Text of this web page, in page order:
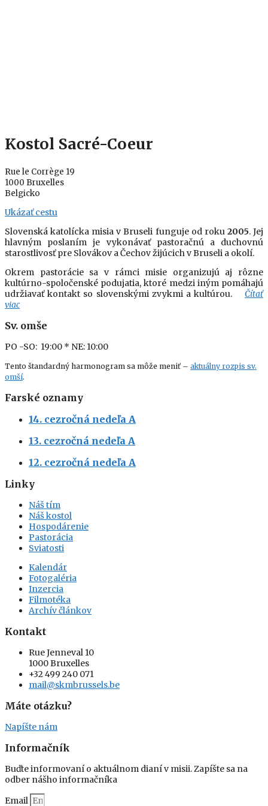
Kostol Sacré-Coeur
Rue le Corrège 19
1000 Bruxelles
Belgicko
Ukázať cestu
Slovenská katolícka misia v Bruseli funguje od roku 2005. Jej
hlavným poslaním je vykonávať pastoračnú a duchovnú
starostlivosť pre Slovákov a Čechov žijúcich v Bruseli a okolí.
Okrem pastorácie sa v rámci misie organizujú aj rôzne
kultúrno-spoločenské podujatia, ktoré medzi iným pomáhajú
udržiavať kontakt so slovenskými zvykmi a kultúrou. Čítať
viac
Sv. omše
PO -SO: 19:00 * NE: 10:00
Tento štandardný harmonogram sa môže meniť – aktuálny rozpis sv.
omší.
Farské oznamy
14. cezročná nedeľa A
13. cezročná nedeľa A
12. cezročná nedeľa A
Linky
Náš tím
Náš kostol
Hospodárenie
Pastorácia
Sviatosti
Kalendár
Fotogaléria
Inzercia
Filmotéka
Archív článkov
Kontakt
Rue Jenneval 10
1000 Bruxelles
+32 499 240 071
mail@skmbrussels.be
Máte otázku?
Napíšte nám
Informačník
Buďte informovaní o aktuálnom dianí v misii. Zapíšte sa na
odber nášho informačníka
Email